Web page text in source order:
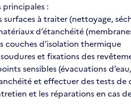
principales :
surfaces à traiter (nettoyage,
d’étanchéité
couches d’isolation thermique
soudures et fixations des
sensibles (évacuations
et effectuer des tests
et les réparations en cas